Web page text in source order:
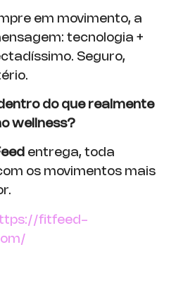
em movimento, a
tecnologia +
Seguro,
do que realmente
wellness?
entrega, toda
os movimentos mais
fitfeed-